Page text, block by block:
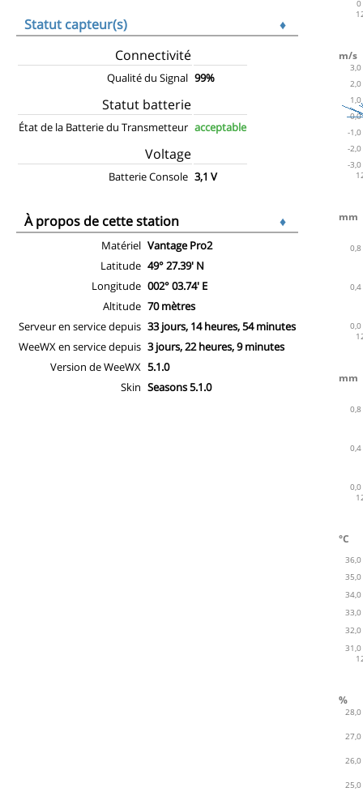
Statut capteur(s)
♦
Connectivité
Qualité du Signal 99%
Statut batterie
État de la Batterie du Transmetteur acceptable
Voltage
Batterie Console 3,1 V
À propos de cette station ♦
Matériel Vantage Pro2
Latitude 49° 27.39' N
Longitude 002° 03.74' E
Altitude 70 mètres
Serveur en service depuis 33 jours, 14 heures, 54 minutes
WeeWX en service depuis 3 jours, 22 heures, 9 minutes
Version de WeeWX 5.1.0
Skin Seasons 5.1.0